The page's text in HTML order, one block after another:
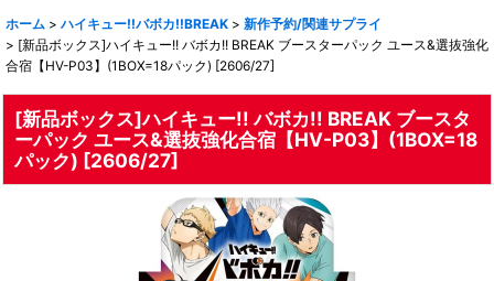
ホーム > ハイキュー!!バボカ!!BREAK > 新作予約/関連サプライ
> [新品ボックス]ハイキュー!! バボカ!! BREAK ブースターパック ユース&選抜強化
合宿【HV-P03】(1BOX=18パック) [2606/27]
[新品ボックス]ハイキュー!! バボカ!! BREAK ブースタ
ーパック ユース&選抜強化合宿【HV-P03】(1BOX=18
パック) [2606/27]